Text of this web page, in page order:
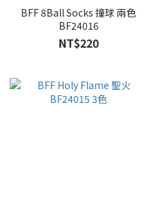
BFF 8Ball Socks 撞球 兩色
BF24016
NT$220